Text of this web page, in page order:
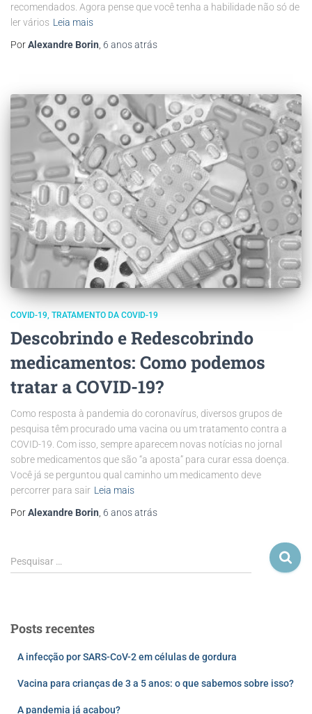
recomendados. Agora pense que você tenha a habilidade não só de
ler vários Leia mais
PorAlexandre Borin 6 anosatrás
COVID-19 TRATAMENTO DA COVID-19
Descobrindo e Redescobrindo
medicamentos: Como podemos
tratar a COVID-19?
Como resposta à pandemia do coronavírus, diversos grupos de
pesquisa têm procurado uma vacina ou um tratamento contra a
COVID-19. Com isso, sempre aparecem novas notícias no jornal
sobre medicamentos que são “a aposta” para curar essa doença.
Você já se perguntou qual caminho um medicamento deve
percorrer para sair Leia mais
PorAlexandre Borin, 6 anosatrás
Pesquisar …
Posts recentes
A infecção por SARS-CoV-2 em células de gordura
Vacina para crianças de 3 a 5 anos: o que sabemos sobre isso?
A pandemia já acabou?